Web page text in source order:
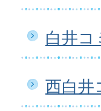
白井コ
西白井